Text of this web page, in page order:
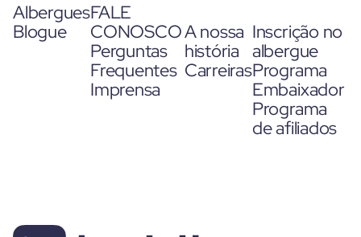
Albergues
Blogue
FALE
CONOSCO
Perguntas
Frequentes
Imprensa
A nossa
história
Carreiras
Inscrição no
albergue
Programa
Embaixador
Programa
de afiliados